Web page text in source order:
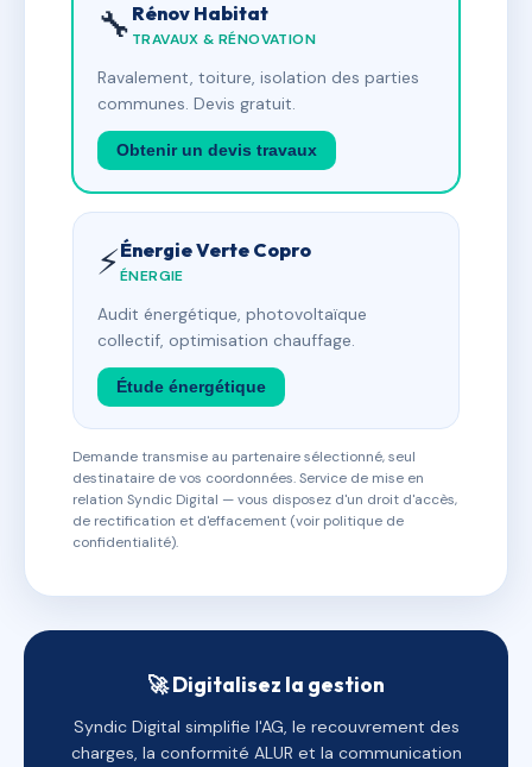
🔧 Rénov Habitat
TRAVAUX & RÉNOVATION
Ravalement, toiture, isolation des parties
communes. Devis gratuit.
Obtenir un devis travaux
⚡Énergie Verte Copro
ÉNERGIE
Audit énergétique, photovoltaïque
collectif, optimisation chauffage.
Étude énergétique
Demande transmise au partenaire sélectionné, seul
destinataire de vos coordonnées. Service de mise en
relation Syndic Digital — vous disposez d'un droit d'accès,
de rectification et d'effacement (voir politique de
confidentialité).
🚀 Digitalisez la gestion
Syndic Digital simplifie l'AG, le recouvrement des
charges, la conformité ALUR et la communication